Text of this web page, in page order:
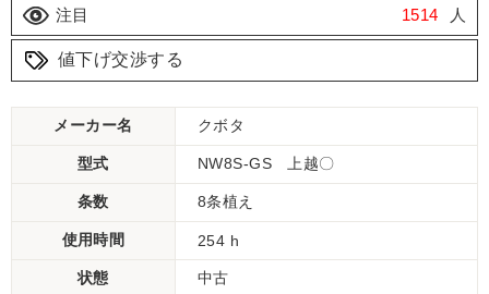
注目 1514 人
値下げ交渉する
メーカー名 クボタ
型式 NW8S-GS 上越〇
条数 8条植え
使用時間 254 h
状態 中古